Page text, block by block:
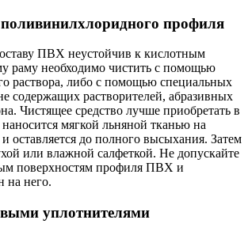
профиля
ПВХ неустойчив к кислотным
раму необходимо чистить с помощью
раствора, либо с помощью специальных
содержащих растворителей, абразивных
Чистящее средство лучше приобретать в
мягкой льняной тканью на
оставляется до полного высыхания. Затем
или влажной салфеткой. Не допускайте
поверхностям профиля ПВХ и
на него.
уплотнителями